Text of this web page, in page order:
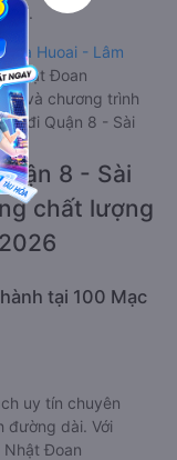
Đạ Huoai - Lâm
Nhật Đoan
và chương trình
đi Quận 8 - Sài
8 - Sài
chất lượng
tại 100 Mạc
uy tín chuyên
đường dài. Với
Nhật Đoan